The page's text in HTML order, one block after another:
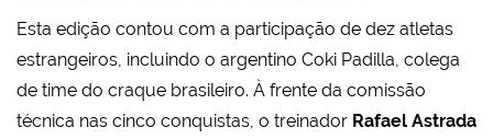
Esta edição contou com a participação de dez atletas
estrangeiros, incluindo o argentino Coki Padilla, colega
de time do craque brasileiro. À frente da comissão
técnica nas cinco conquistas, o treinador Rafael Astrada